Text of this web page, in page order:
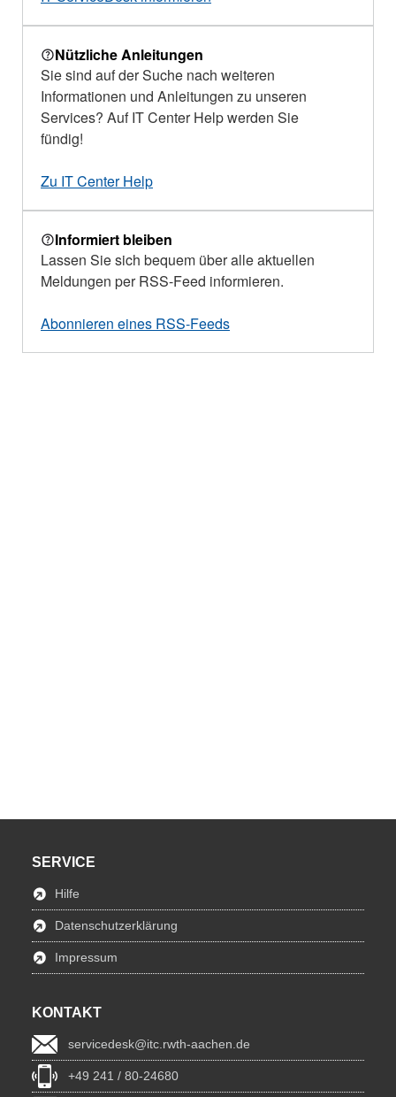
Nützliche Anleitungen
Sie sind auf der Suche nach weiteren
Informationen und Anleitungen zu unseren
Services? Auf IT Center Help werden Sie
fündig!
Zu IT Center Help
Informiert bleiben
Lassen Sie sich bequem über alle aktuellen
Meldungen per RSS-Feed informieren.
Abonnieren eines RSS-Feeds
SERVICE
Hilfe
Datenschutzerklärung
Impressum
KONTAKT
servicedesk@itc.rwth-aachen.de
+49 241 / 80-24680